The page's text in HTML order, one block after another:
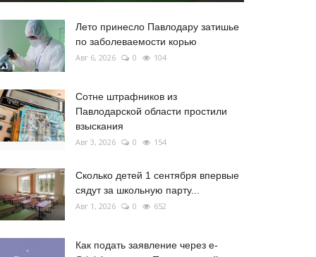
Лето принесло Павлодару затишье
по заболеваемости корью
Авг 6, 2026 0 104
Сотне штрафников из
Павлодарской области простили
взыскания
Авг 3, 2026 0 154
Сколько детей 1 сентября впервые
сядут за школьную парту...
Авг 1, 2026 0 652
Как подать заявление через e-